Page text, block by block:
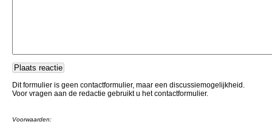
Dit formulier is geen contactformulier, maar een discussiemogelijkheid.
Voor vragen aan de redactie gebruikt u het contactformulier.
Voorwaarden: